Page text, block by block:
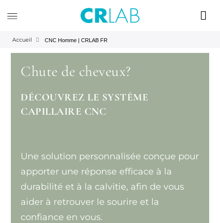
Accueil CNC Homme | CRLAB FR
Chute de cheveux?
DÉCOUVREZ LE SYSTÈME
CAPILLAIRE CNC
Une solution personnalisée conçue pour
apporter une réponse efficace à la
durabilité et à la calvitie, afin de vous
aider à retrouver le sourire et la
confiance en vous.